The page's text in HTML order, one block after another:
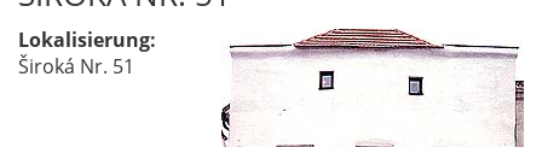
Lokalisierung:
Široká Nr. 51